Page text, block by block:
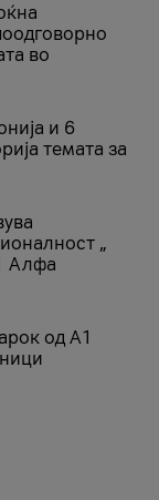
во
и 6
темата за
„
Алфа
од А1